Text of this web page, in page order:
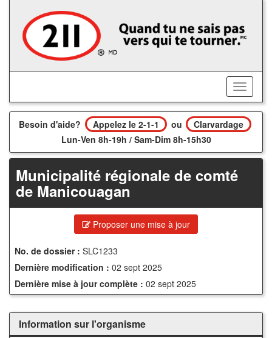
contenu
principal
Activer/
le
menu
Besoin d'aide? Appelez le 2-1-1 ou
Clarvardage
Lun-Ven 8h-19h / Sam-Dim 8h-15h30
Municipalité régionale de comté
de Manicouagan
Proposer une mise à jour
No. de dossier : SLC1233
Dernière modification : 02 sept 2025
Dernière mise à jour complète : 02 sept 2025
Information sur l'organisme